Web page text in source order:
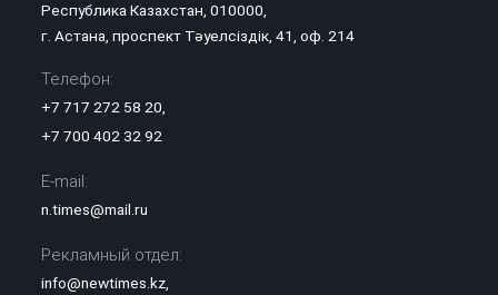
Республика Казахстан, 010000,
г. Астана, проспект Тәуелсіздік, 41, оф. 214
Телефон:
+7 717 272 58 20,
+7 700 402 32 92
E-mail:
n.times@mail.ru
Рекламный отдел:
info@newtimes.kz,